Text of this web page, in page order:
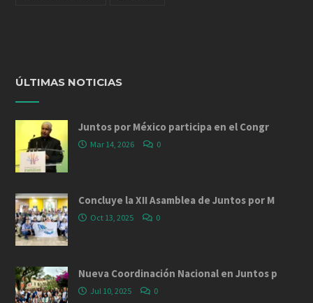
ÚLTIMAS NOTICIAS
Juntos por México participa en el Congr
Mar 14, 2026 0
Concluye la XII Asamblea de Juntos por M
Oct 13, 2025 0
Nueva Coordinación Nacional en Juntos p
Jul 10, 2025 0